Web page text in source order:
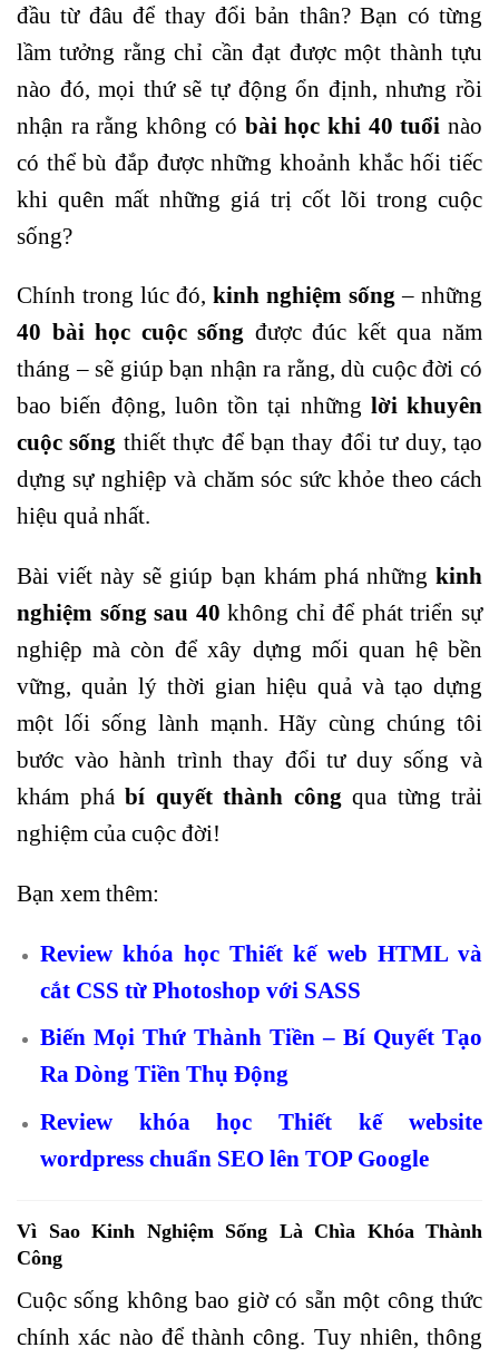
đầu từ đâu để thay đổi bản thân? Bạn có từng
lầm tưởng rằng chỉ cần đạt được một thành tựu
nào đó, mọi thứ sẽ tự động ổn định, nhưng rồi
nhận ra rằng không có bài học khi 40 tuổi nào
có thể bù đắp được những khoảnh khắc hối tiếc
khi quên mất những giá trị cốt lõi trong cuộc
sống?
Chính trong lúc đó, kinh nghiệm sống – những
40 bài học cuộc sống được đúc kết qua năm
tháng – sẽ giúp bạn nhận ra rằng, dù cuộc đời có
bao biến động, luôn tồn tại những lời khuyên
cuộc sống thiết thực để bạn thay đổitư duy, tạo
dựng sự nghiệp và chăm sóc sức khỏe theo cách
hiệu quả nhất.
Bài viết này sẽ giúp bạn khám phá những kinh
nghiệm sống sau 40 không chỉ để phát triển sự
nghiệp mà còn để xây dựng mối quan hệ bền
vững, quản lý thời gian hiệu quả và tạo dựng
một lối sống lành mạnh. Hãy cùng chúng tôi
bước vào hành trình thay đổitư duysống và
khám phá bí quyết thành công qua từng trải
nghiệm của cuộc đời!
Bạn xem thêm:
Review khóa học Thiết kế web HTML và
cắt CSS từ Photoshop với SASS
Biến Mọi Thứ Thành Tiền – Bí Quyết Tạo
Ra Dòng Tiền Thụ Động
Review khóa học Thiết kế website
wordpress chuẩn SEO lên TOP Google
Vì Sao Kinh Nghiệm Sống Là Chìa Khóa Thành
Công
Cuộc sống không bao giờ có sẵn một công thức
chính xác nào để thành công. Tuy nhiên, thông